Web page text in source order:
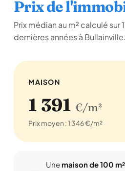
Prix de
Prix médian au m² calculé sur
dernières années à Bullainville.
MAISON
1 391 €/m²
Prix moyen : 1 346 €/m²
Une maison de 100 m²